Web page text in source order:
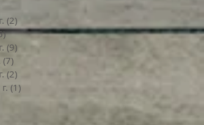
(2)
5 публикации
(9) 9 публикации
(7)
(2)
(1) 1 публикация